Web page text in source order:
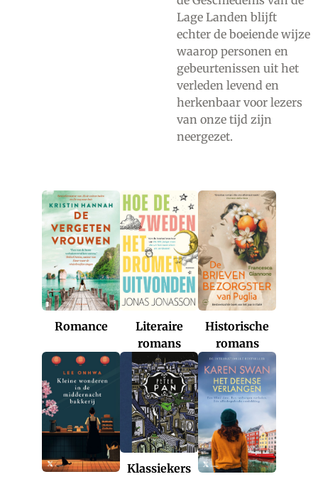
Lage Landen blijft
echter de boeiende wijze
waarop personen en
gebeurtenissen uit het
verleden levend en
herkenbaar voor lezers
van onze tijd zijn
neergezet.
Romance
Literaire
romans
Historische
romans
Klassiekers